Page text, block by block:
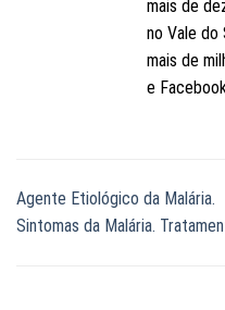
mais de
no Vale do
mais de
e
Agente Etiológico da Malária.
Sintomas da Malária.